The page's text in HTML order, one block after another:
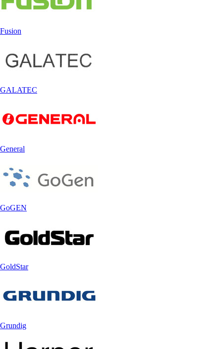
Fusion
GALATEC
General
GoGEN
GoldStar
Grundig